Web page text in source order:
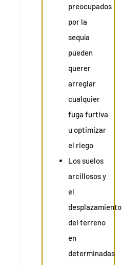
preocupados
por la
sequía
pueden
querer
arreglar
cualquier
fuga furtiva
u optimizar
el riego
Los suelos
arcillosos y
el
desplazamiento
del terreno
en
determinadas